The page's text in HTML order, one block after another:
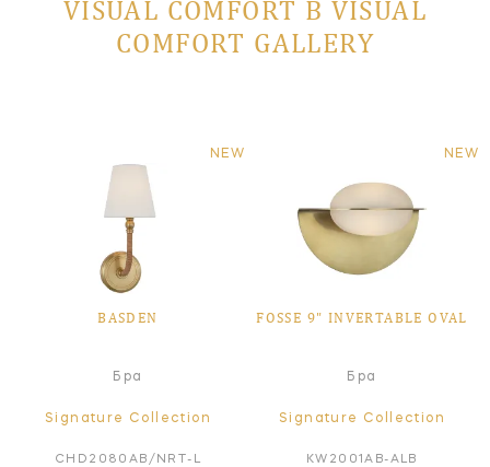
VISUAL COMFORT В VISUAL
COMFORT GALLERY
NEW
BASDEN
Бра
Signature Collection
CHD2080AB/NRT-L
NEW
FOSSE 9" INVERTABLE OVAL
Бра
Signature Collection
KW2001AB-ALB